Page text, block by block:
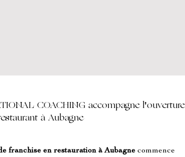
COACHING accompagne l'ouverture
à Aubagne
franchise en restauration à Aubagne commence